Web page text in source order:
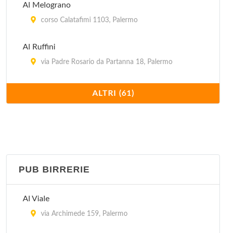
Al Melograno
corso Calatafimi 1103, Palermo
Al Ruffini
via Padre Rosario da Partanna 18, Palermo
via Archimede 159, Palermo
Antica Borgata
Astoria
ALTRI (61)
PUB BIRRERIE
Al Viale
via Archimede 159, Palermo